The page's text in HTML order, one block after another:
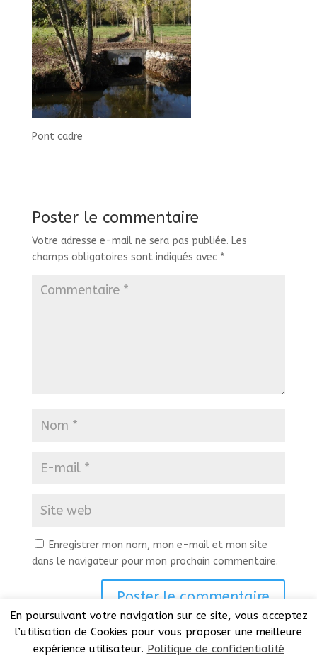
Pont cadre
Poster le commentaire
Votre adresse e-mail ne sera pas publiée. Les
champs obligatoires sont indiqués avec *
Enregistrer mon nom, mon e-mail et mon site
dans le navigateur pour mon prochain commentaire.
En poursuivant votre navigation sur ce site, vous acceptez
l’utilisation de Cookies pour vous proposer une meilleure
expérience utilisateur. Politique de confidentialité